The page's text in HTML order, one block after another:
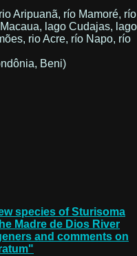
Aripuanã, río Mamoré, río
lago Cudajas, lago
rio Acre, río Napo, río
Beni)
species of Sturisoma
Madre de Dios River
and comments on